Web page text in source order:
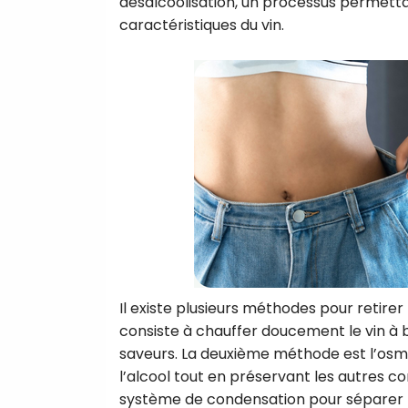
caractéristiques du vin.
Il existe plusieurs méthodes pour retirer
consiste à chauffer doucement le vin à
saveurs. La deuxième méthode est
l’alcool tout en préservant les autres
système de condensation pour séparer